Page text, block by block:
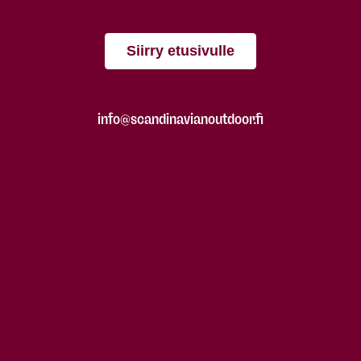
Siirry etusivulle
info@scandinavianoutdoor.fi